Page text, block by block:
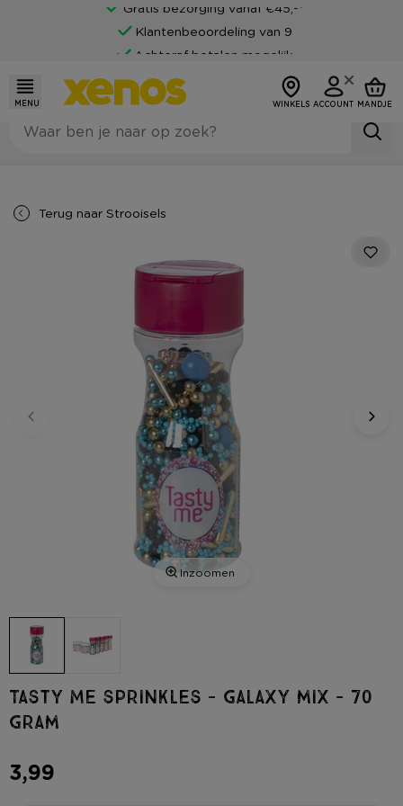
Gratis bezorging vanaf €45,-*
Klantenbeoordeling van 9
Achteraf betalen mogelijk
MENU WINKELS ACCOUNT MANDJE
Terug naar Strooisels
Inzoomen
Tasty Me sprinkles - galaxy mix - 70
gram
3,99